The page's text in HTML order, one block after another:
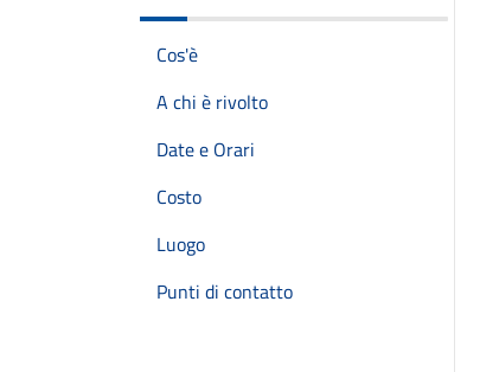
Cos'è
A chi è rivolto
Date e Orari
Costo
Luogo
Punti di contatto